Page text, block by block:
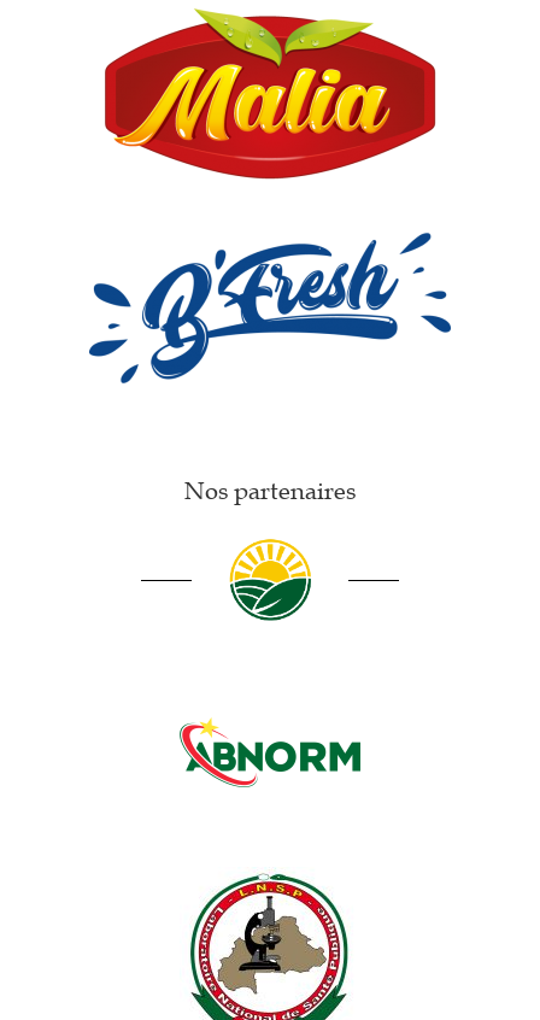
Nos partenaires